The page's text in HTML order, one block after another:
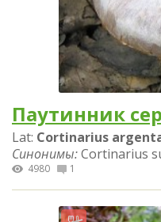
Паутинник
Lat: Cortinarius
Синонимы:Cortinarius
4980 1